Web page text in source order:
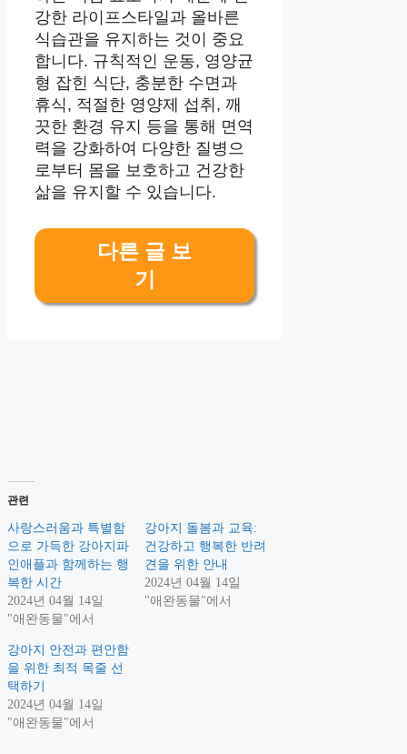
강한 라이프스타일과 올바른
식습관을 유지하는 것이 중요
합니다. 규칙적인 운동, 영양균
형 잡힌 식단, 충분한 수면과
휴식, 적절한 영양제 섭취, 깨
끗한 환경 유지 등을 통해 면역
력을 강화하여 다양한 질병으
로부터 몸을 보호하고 건강한
삶을 유지할 수 있습니다.
다른 글 보
기
관련
사랑스러움과 특별함
으로 가득한 강아지파
인애플과 함께하는 행
복한 시간
2024년 04월 14일
"애완동물"에서
강아지 돌봄과 교육:
건강하고 행복한 반려
견을 위한 안내
2024년 04월 14일
"애완동물"에서
강아지 안전과 편안함
을 위한 최적 목줄 선
택하기
2024년 04월 14일
"애완동물"에서